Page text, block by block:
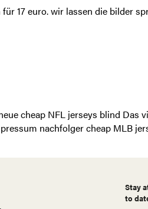
17 euro. wir lassen die bilder
cheap NFL jerseys blind
nachfolger cheap MLB
Stay
to